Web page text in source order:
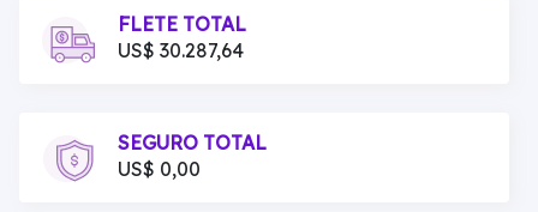
FLETE TOTAL
US$ 30.287,64
SEGURO TOTAL
US$ 0,00